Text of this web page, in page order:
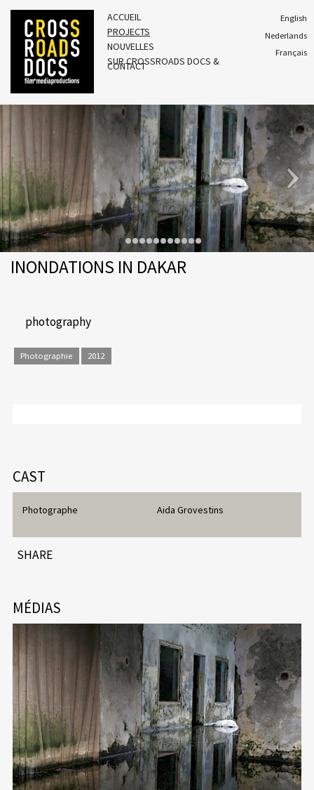
ACCUEIL
PROJECTS
NOUVELLES
SUR CROSSROADS DOCS &
CONTACT
English
Nederlands
Français
INONDATIONS IN DAKAR
photography
Photographie 2012
CAST
Photographe Aida Grovestins
SHARE
MÉDIAS